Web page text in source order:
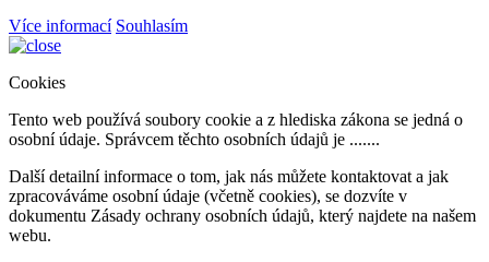
Více informací Souhlasím
Cookies
Tento web používá soubory cookie a z hlediska zákona se jedná o
osobní údaje. Správcem těchto osobních údajů je .......
Další detailní informace o tom, jak nás můžete kontaktovat a jak
zpracováváme osobní údaje (včetně cookies), se dozvíte v
dokumentu Zásady ochrany osobních údajů, který najdete na našem
webu.